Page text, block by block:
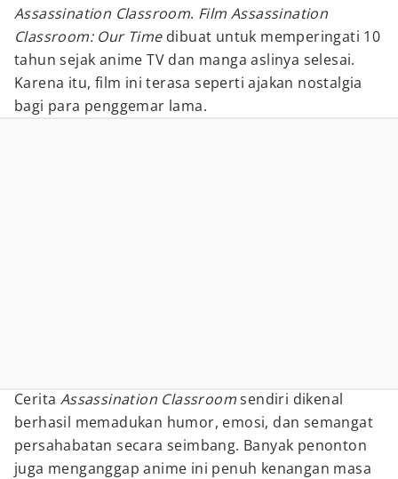
Assassination Classroom. Film Assassination
Classroom: Our Timedibuat untuk memperingati 10
tahun sejak anime TV dan manga aslinya selesai.
Karena itu, film ini terasa seperti ajakan nostalgia
bagi para penggemar lama.
Cerita Assassination Classroomsendiri dikenal
berhasil memadukan humor, emosi, dan semangat
persahabatan secara seimbang. Banyak penonton
juga menganggap anime ini penuh kenangan masa